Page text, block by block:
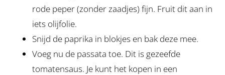
rode peper (zonder zaadjes) fijn. Fruit dit aan in
iets olijfolie.
Snijd de paprika in blokjes en bak deze mee.
Voeg nu de passata toe. Dit is gezeefde
tomatensaus. Je kunt het kopen in een